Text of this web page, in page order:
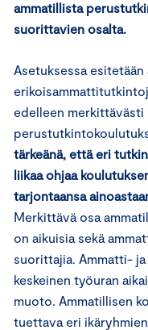
ammatillista
suorittavien osalta.
Asetuksessa
edelleen merkittävästi
tärkeänä, että eri
liikaa ohjaa
tarjontaansa
Merkittävä osa
on aikuisia sekä
suorittajia. Ammatti-
keskeinen työuran
muoto. Ammatillisen
tuettava eri